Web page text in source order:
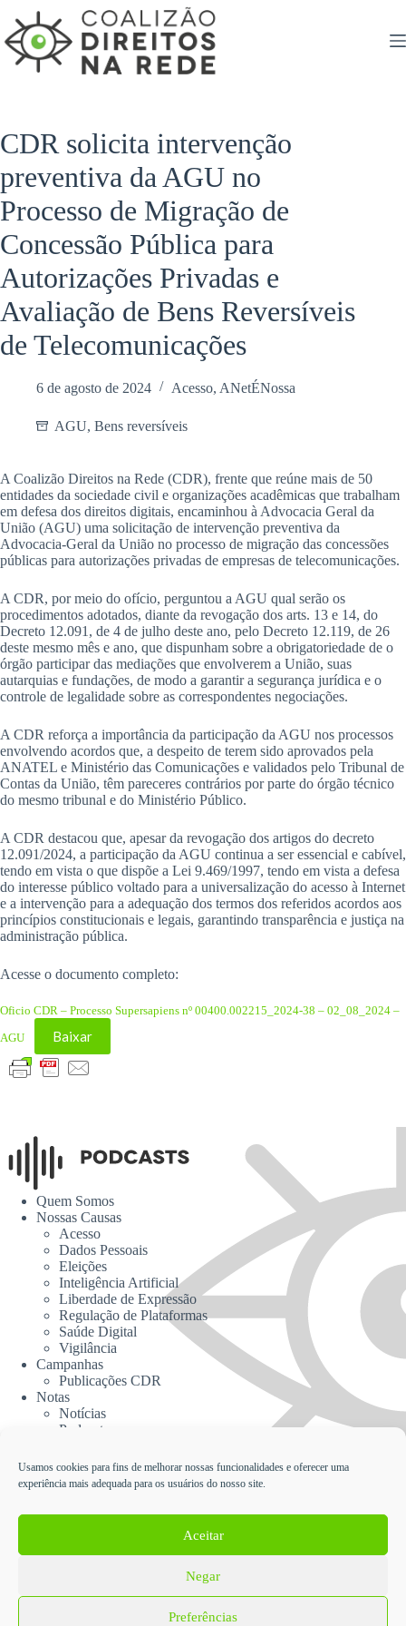
Usamos cookies para fins de melhorar nossas funcionalidades e oferecer uma
experiência mais adequada para os usuários do nosso site.
Aceitar
Negar
Preferências
para
o
conteúdo
CDR solicita intervenção
preventiva da AGU no
Processo de Migração de
Concessão Pública para
Autorizações Privadas e
Avaliação de Bens Reversíveis
de Telecomunicações
6 de agosto de 2024 Acesso, ANetÉNossa
AGU, Bens reversíveis
A Coalizão Direitos na Rede (CDR), frente que reúne mais de 50
entidades da sociedade civil e organizações acadêmicas que trabalham
em defesa dos direitos digitais, encaminhou à Advocacia Geral da
União (AGU) uma solicitação de intervenção preventiva da
Advocacia-Geral da União no processo de migração das concessões
públicas para autorizações privadas de empresas de telecomunicações.
A CDR, por meio do ofício, perguntou a AGU qual serão os
procedimentos adotados, diante da revogação dos arts. 13 e 14, do
Decreto 12.091, de 4 de julho deste ano, pelo Decreto 12.119, de 26
deste mesmo mês e ano, que dispunham sobre a obrigatoriedade de o
órgão participar das mediações que envolverem a União, suas
autarquias e fundações, de modo a garantir a segurança jurídica e o
controle de legalidade sobre as correspondentes negociações.
A CDR reforça a importância da participação da AGU nos processos
envolvendo acordos que, a despeito de terem sido aprovados pela
ANATEL e Ministério das Comunicações e validados pelo Tribunal de
Contas da União, têm pareceres contrários por parte do órgão técnico
do mesmo tribunal e do Ministério Público.
A CDR destacou que, apesar da revogação dos artigos do decreto
12.091/2024, a participação da AGU continua a ser essencial e cabível,
tendo em vista o que dispõe a Lei 9.469/1997, tendo em vista a defesa
do interesse público voltado para a universalização do acesso à Internet
e a intervenção para a adequação dos termos dos referidos acordos aos
princípios constitucionais e legais, garantindo transparência e justiça na
administração pública.
Acesse o documento completo:
Oficio CDR – Processo Supersapiens nº 00400.002215_2024-38 – 02_08_2024 –
AGU Baixar
Quem Somos
Nossas Causas
Acesso
Dados Pessoais
Eleições
Inteligência Artificial
Liberdade de Expressão
Regulação de Plataformas
Saúde Digital
Vigilância
Campanhas
Publicações CDR
Notas
Notícias
Podcasts
Contato
Cadastrar no Informativo da CDR
Política de Proteção de Dados Pessoais e Privacidade da
Coalizão Direitos na Rede